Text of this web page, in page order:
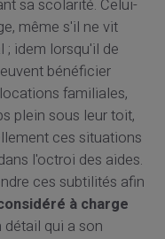
sa scolarité. Celui-
même s'il ne vit
idem lorsqu'il de
bénéficier
familiales,
plein sous leur toit,
ces situations
l'octroi des aides.
ces subtilités afin
à charge
qui a son